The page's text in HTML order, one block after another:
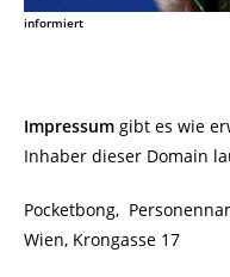
informiert
Impressum gibt es wie
Inhaber dieser Domain
Pocketbong,
Wien, Krongasse 17